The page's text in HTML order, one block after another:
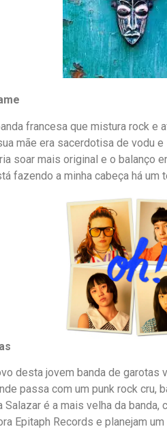
francesa que mistura rock e
mãe era sacerdotisa de vodu
soar mais original e o balanço
fazendo a minha cabeça há um
desta jovem banda de garotas
passa com um punk rock cru,
Salazar é a mais velha da
Epitaph Records e planejam